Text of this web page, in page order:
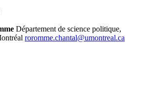
Département de science politique,
roromme.chantal@umontreal.ca